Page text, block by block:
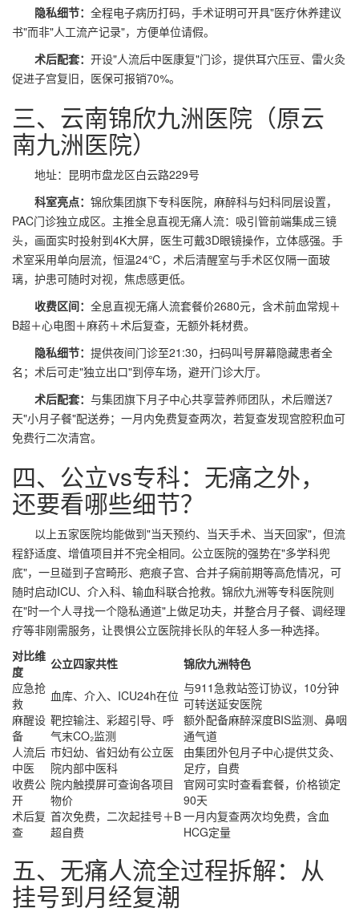
隐私细节： 全程电子病历打码，手术证明可开具"医疗休养建议
书"而非"人工流产记录"，方便单位请假。
术后配套： 开设"人流后中医康复"门诊，提供耳穴压豆、雷火灸
促进子宫复旧，医保可报销70%。
三、云南锦欣九洲医院（原云
南九洲医院）
地址：昆明市盘龙区白云路229号
科室亮点： 锦欣集团旗下专科医院，麻醉科与妇科同层设置，
PAC门诊独立成区。主推全息直视无痛人流：吸引管前端集成三镜
头，画面实时投射到4K大屏，医生可戴3D眼镜操作，立体感强。手
术室采用单向层流，恒温24℃，术后清醒室与手术区仅隔一面玻
璃，护患可随时对视，焦虑感更低。
收费区间： 全息直视无痛人流套餐价2680元，含术前血常规＋
B超＋心电图＋麻药＋术后复查，无额外耗材费。
隐私细节： 提供夜间门诊至21:30，扫码叫号屏幕隐藏患者全
名；术后可走"独立出口"到停车场，避开门诊大厅。
术后配套： 与集团旗下月子中心共享营养师团队，术后赠送7
天"小月子餐"配送券；一月内免费复查两次，若复查发现宫腔积血可
免费行二次清宫。
四、公立vs专科：无痛之外，
还要看哪些细节？
以上五家医院均能做到"当天预约、当天手术、当天回家"，但流
程舒适度、增值项目并不完全相同。公立医院的强势在"多学科兜
底"，一旦碰到子宫畸形、疤痕子宫、合并子痫前期等高危情况，可
随时启动ICU、介入科、输血科联合抢救。锦欣九洲等专科医院则
在"时一个人寻找一个隐私通道"上做足功夫，并整合月子餐、调经理
疗等非刚需服务，让畏惧公立医院排长队的年轻人多一种选择。
对比维
度
公立四家共性
锦欣九洲特色
应急抢
救
血库、介入、ICU24h在位 与911急救站签订协议，10分钟
可转送延安医院
麻醒设
备
靶控输注、彩超引导、呼
气末CO₂监测
额外配备麻醉深度BIS监测、鼻咽
通气道
人流后
中医
市妇幼、省妇幼有公立医
院内部中医科
由集团外包月子中心提供艾灸、
足疗，自费
收费公
开
院内触摸屏可查询各项目
物价
官网可实时查看套餐，价格锁定
90天
术后复
查
首次免费，二次起挂号＋B
超自费
一月内复查两次均免费，含血
HCG定量
五、无痛人流全过程拆解：从
挂号到月经复潮